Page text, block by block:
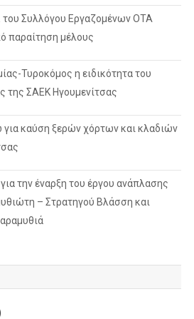
του Συλλόγου Εργαζομένων ΟΤΑ
παραίτηση μέλους
Τυροκόμος η ειδικότητα του
της ΣΑΕΚ Ηγουμενίτσας
καύση ξερών χόρτων και κλαδιών
την έναρξη του έργου ανάπλασης
– Στρατηγού Βλάσση και